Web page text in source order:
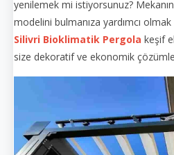
yenilemek mi istiyorsunuz?
modelini bulmanıza yardımcı
Silivri Bioklimatik Pergola keşif
size dekoratif ve ekonomik